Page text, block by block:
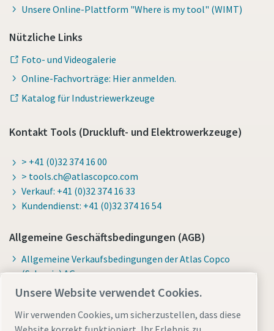
Unsere Online-Plattform "Where is my tool" (WIMT)
Nützliche Links
Foto- und Videogalerie
Online-Fachvorträge: Hier anmelden.
Katalog für Industriewerkzeuge
Kontakt Tools (Druckluft- und Elektrowerkzeuge)
> +41 (0)32 374 16 00
> tools.ch@atlascopco.com
Verkauf: +41 (0)32 374 16 33
Kundendienst: +41 (0)32 374 16 54
Allgemeine Geschäftsbedingungen (AGB)
Allgemeine Verkaufsbedingungen der Atlas Copco
(Schweiz) AG
Unsere Website verwendet Cookies.
Wir verwenden Cookies, um sicherzustellen, dass diese